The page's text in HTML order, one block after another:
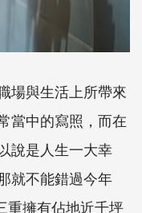
場與生活上所帶來
當中的寫照，而在
說是人生一大幸
就不能錯過今年
重擁有佔地近千坪